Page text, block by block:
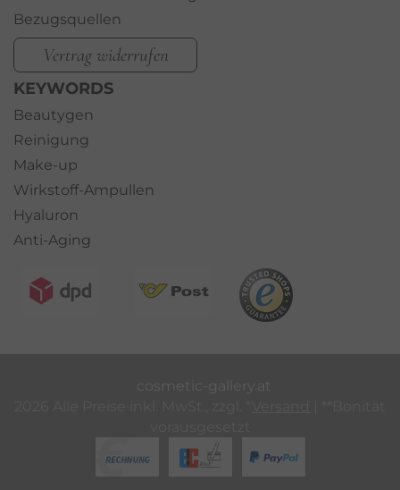
Bezugsquellen
Vertrag widerrufen
KEYWORDS
Beautygen
Reinigung
Make-up
Wirkstoff-Ampullen
Hyaluron
Anti-Aging
cosmetic-gallery.at